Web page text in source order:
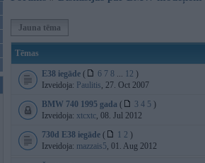
Jauna tēma
Tēmas
E38 iegāde ( 6 7 8 ... 12 )
Izveidoja: Paulitis, 27. Oct 2007
BMW 740 1995 gada ( 3 4 5 )
Izveidoja: xtcxtc, 08. Jul 2012
730d E38 iegāde ( 1 2 )
Izveidoja: mazzais5, 01. Aug 2012